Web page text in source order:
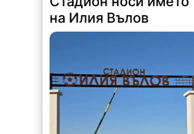
2026-08-06 09:55:43